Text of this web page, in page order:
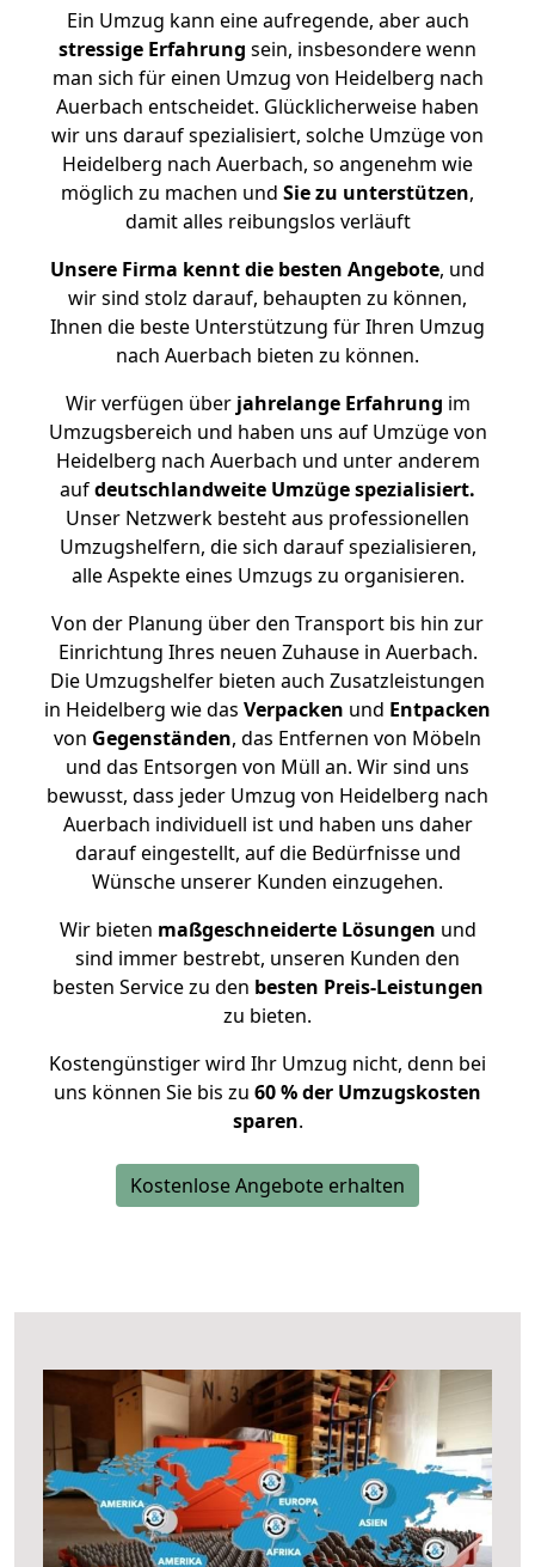
Ein Umzug kann eine aufregende, aber auch
stressige Erfahrung sein, insbesondere wenn
man sich für einen Umzug von Heidelberg nach
Auerbach entscheidet. Glücklicherweise haben
wir uns darauf spezialisiert, solche Umzüge von
Heidelberg nach Auerbach, so angenehm wie
möglich zu machen und Sie zu unterstützen,
damit alles reibungslos verläuft
Unsere Firma kennt die besten Angebote, und
wir sind stolz darauf, behaupten zu können,
Ihnen die beste Unterstützung für Ihren Umzug
nach Auerbach bieten zu können.
Wir verfügen überjahrelange Erfahrung im
Umzugsbereich und haben uns auf Umzüge von
Heidelberg nach Auerbach und unter anderem
aufdeutschlandweite Umzüge spezialisiert.
Unser Netzwerk besteht aus professionellen
Umzugshelfern, die sich darauf spezialisieren,
alle Aspekte eines Umzugs zu organisieren.
Von der Planung über den Transport bis hin zur
Einrichtung Ihres neuen Zuhause in Auerbach.
Die Umzugshelfer bieten auch Zusatzleistungen
in Heidelberg wie das Verpacken und Entpacken
von Gegenständen, das Entfernen von Möbeln
und das Entsorgen von Müll an. Wir sind uns
bewusst, dass jeder Umzug von Heidelberg nach
Auerbach individuell ist und haben uns daher
darauf eingestellt, auf die Bedürfnisse und
Wünsche unserer Kunden einzugehen.
Wir bieten maßgeschneiderte Lösungen und
sind immer bestrebt, unseren Kunden den
besten Service zu den besten Preis-Leistungen
zu bieten.
Kostengünstiger wird Ihr Umzug nicht, denn bei
uns können Sie bis zu 60 % der Umzugskosten
sparen.
Kostenlose Angebote erhalten